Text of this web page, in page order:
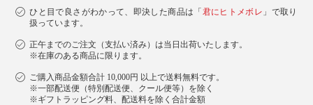
ひと目で良さがわかって、即決した商品は「 君にヒトメボレ 」で取り
扱っています。
正午までのご注文（支払い済み）は当日出荷いたします。
※在庫のある商品に限ります。
ご購入商品金額合計 10,000円 以上で送料無料です。
※一部配送便（特別配送便、クール便等）を除く
※ギフトラッピング料、配送料を除く合計金額